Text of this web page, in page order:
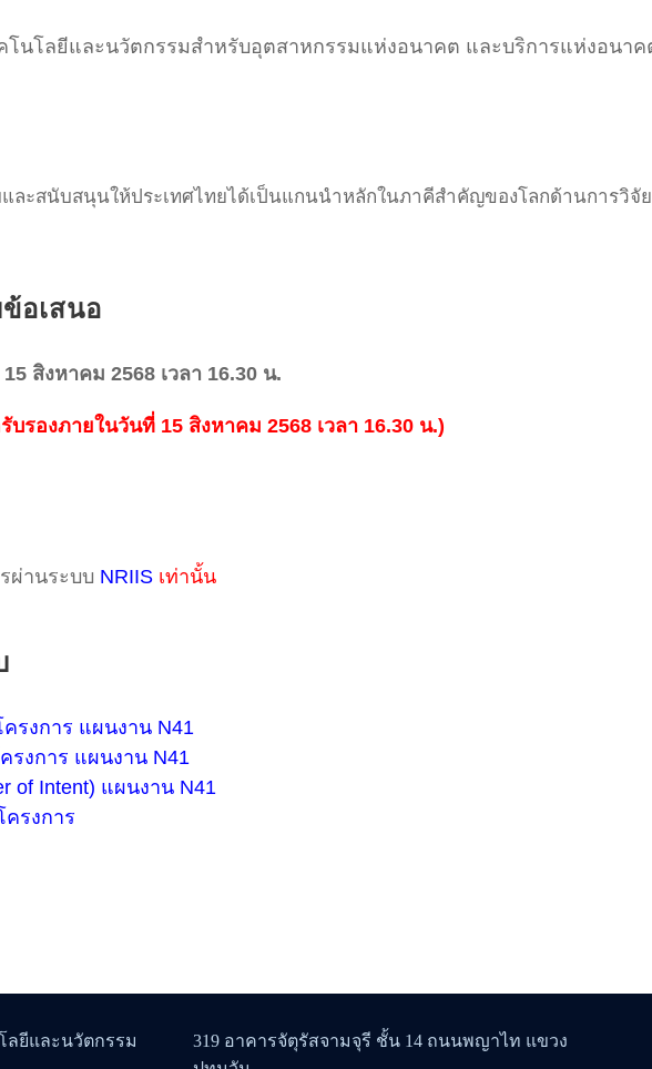
โนโลยีและนวัตกรรมสำหรับอุตสาหกรรมแห่งอนาคต และบริการแห่งอนาค
และสนับสนุนให้ประเทศไทยได้เป็นแกนนำหลักในภาคีสำคัญของโลกด้านการวิ
อเสนอ
15 สิงหาคม 2568 เวลา 16.30 น.
รองภายในวันที่ 15 สิงหาคม 2568 เวลา 16.30 น.)
ผ่านระบบ NRIIS เท่านั้น
รงการ แผนงาน N41
รงการ แผนงาน N41
of Intent) แผนงาน N41
รงการ
ลยีและนวัตกรรม
319 อาคารจัตุรัสจามจุรี ชั้น 14 ถนนพญาไท แขวง